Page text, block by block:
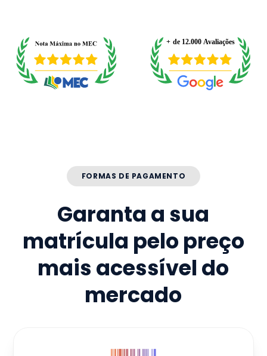
FORMAS DE PAGAMENTO
Garanta a sua
matrícula pelo preço
mais acessível do
mercado